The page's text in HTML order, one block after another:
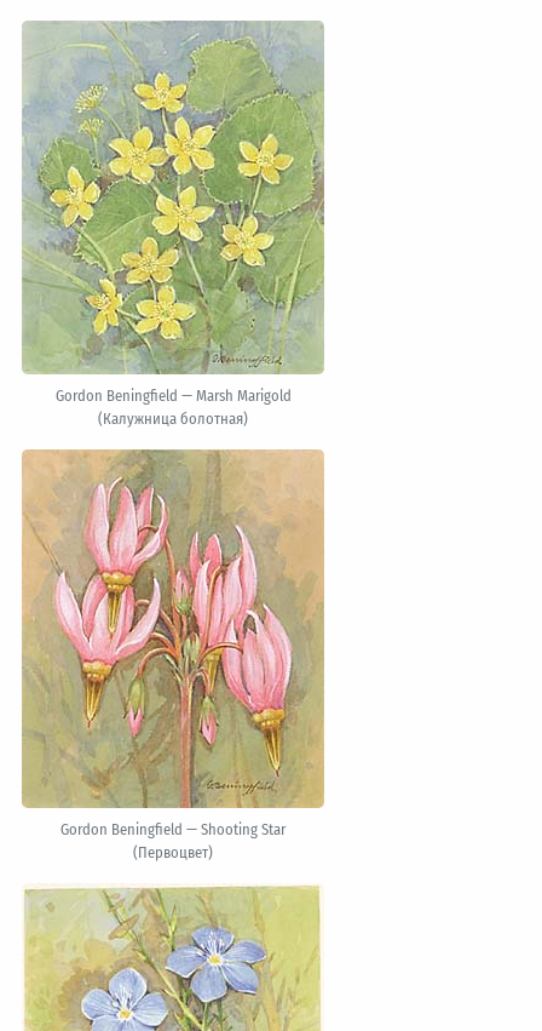
Gordon Beningfield — Marsh Marigold
(Калужница болотная)
Gordon Beningfield — Shooting Star
(Первоцвет)